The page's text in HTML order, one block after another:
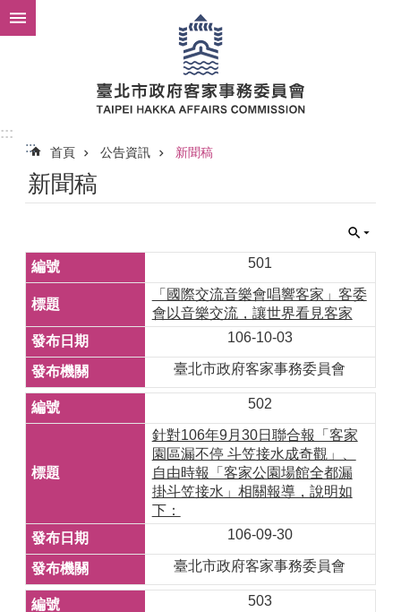
跳到主要內容區塊
:::
:::
首頁 公告資訊 新聞稿
新聞稿
501
「國際交流音樂會唱響客家」客委
會以音樂交流，讓世界看見客家
106-10-03
臺北市政府客家事務委員會
502
針對106年9月30日聯合報「客家
園區漏不停 斗笠接水成奇觀」、
自由時報「客家公園場館全都漏
掛斗笠接水」相關報導，說明如
下：
106-09-30
臺北市政府客家事務委員會
503